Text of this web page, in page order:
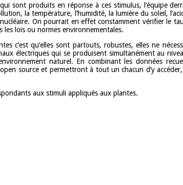
sont produits en réponse à ces stimulus, l’équipe
la température, l’humidité, la lumière du soleil,
On pourrait en effet constamment vérifier le
lois ou normes environnementales.
c’est qu’elles sont partouts, robustes, elles ne
électriques qui se produisent simultanément au
naturel. En combinant les données
source et permettront à tout un chacun d’y
aux stimuli appliqués aux plantes.